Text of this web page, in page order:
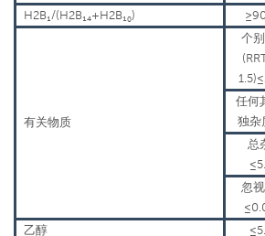
H2B₁/(H2B₁₄+H2B₁₀)
有关物质
个
任何
独杂
总
忽
乙醇